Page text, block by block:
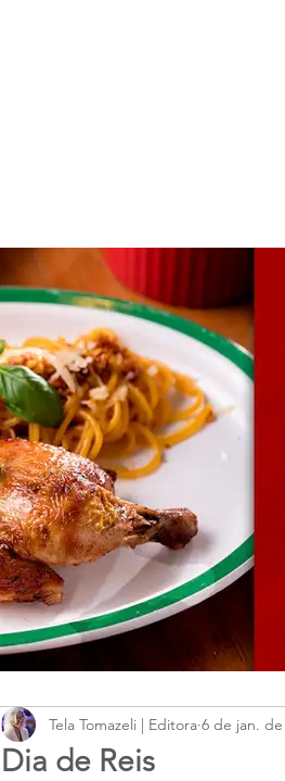
Dia de Reis
Tela Tomazeli | Editora 6 de jan. de